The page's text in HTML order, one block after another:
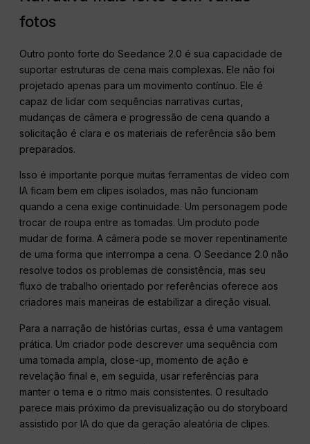
fotos
Outro ponto forte do Seedance 2.0 é sua capacidade de
suportar estruturas de cena mais complexas. Ele não foi
projetado apenas para um movimento contínuo. Ele é
capaz de lidar com sequências narrativas curtas,
mudanças de câmera e progressão de cena quando a
solicitação é clara e os materiais de referência são bem
preparados.
Isso é importante porque muitas ferramentas de vídeo com
IA ficam bem em clipes isolados, mas não funcionam
quando a cena exige continuidade. Um personagem pode
trocar de roupa entre as tomadas. Um produto pode
mudar de forma. A câmera pode se mover repentinamente
de uma forma que interrompa a cena. O Seedance 2.0 não
resolve todos os problemas de consistência, mas seu
fluxo de trabalho orientado por referências oferece aos
criadores mais maneiras de estabilizar a direção visual.
Para a narração de histórias curtas, essa é uma vantagem
prática. Um criador pode descrever uma sequência com
uma tomada ampla, close-up, momento de ação e
revelação final e, em seguida, usar referências para
manter o tema e o ritmo mais consistentes. O resultado
parece mais próximo da previsualização ou do storyboard
assistido por IA do que da geração aleatória de clipes.